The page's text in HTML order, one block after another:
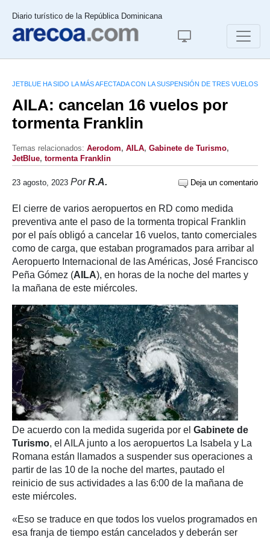
Diario turístico de la República Dominicana
JETBLUE HA SIDO LA MÁS AFECTADA CON LA SUSPENSIÓN DE TRES VUELOS
AILA: cancelan 16 vuelos por
tormenta Franklin
Temas relacionados: Aerodom, AILA, Gabinete de Turismo,
JetBlue, tormenta Franklin
23 agosto, 2023 PorR.A. Deja un comentario
El cierre de varios aeropuertos en RD como medida
preventiva ante el paso de la tormenta tropical Franklin
por el país obligó a cancelar 16 vuelos, tanto comerciales
como de carga, que estaban programados para arribar al
Aeropuerto Internacional de las Américas, José Francisco
Peña Gómez (AILA), en horas de la noche del martes y
la mañana de este miércoles.
De acuerdo con la medida sugerida por el Gabinete de
Turismo, el AILA junto a los aeropuertos La Isabela y La
Romana están llamados a suspender sus operaciones a
partir de las 10 de la noche del martes, pautado el
reinicio de sus actividades a las 6:00 de la mañana de
este miércoles.
«Eso se traduce en que todos los vuelos programados en
esa franja de tiempo están cancelados y deberán ser